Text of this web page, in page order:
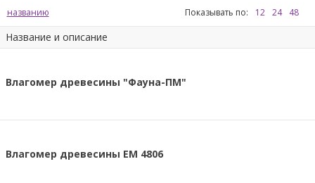
названию Показывать по: 12 24 48
Название и описание
Влагомер древесины "Фауна-ПМ"
Влагомер древесины EM 4806